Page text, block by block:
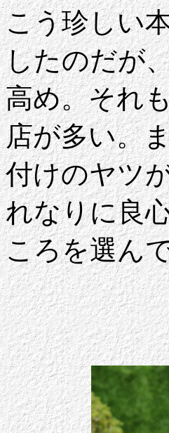
こう珍しい
したのだが
高め。それ
店が多い。
付けのヤツ
れなりに良
ころを選ん